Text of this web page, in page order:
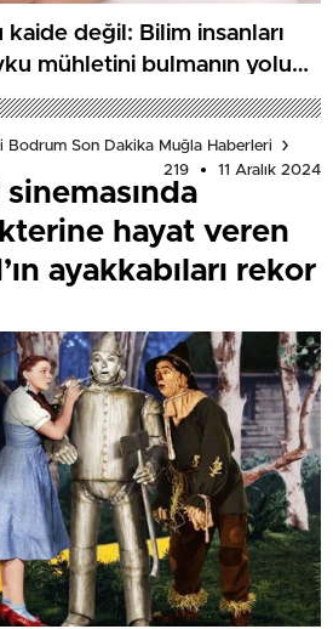
değil: Bilim insanları
mühletini bulmanın yolunu
Bodrum Son Dakika Muğla Haberleri
219
11 Aralık 2024
hayat veren
ayakkabıları rekor